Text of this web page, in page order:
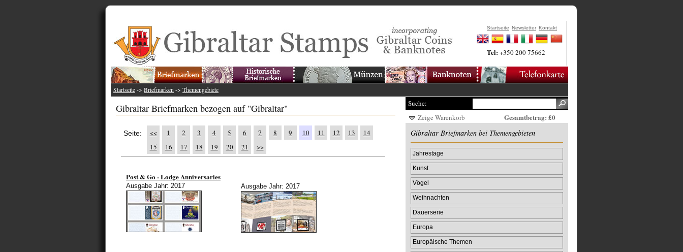
Startseite Newsletter Kontakt
Tel:+350 200 75662
Startseite -> Briefmarken -> Themengebiete
Gibraltar Briefmarken bezogen auf "Gibraltar"
Seite: << 1 2 3 4 5 6 7 8 9 10 11 12 13
14
15
16 17 18 19 20 21 >>
Post & Go - Lodge Anniversaries
Ausgabe Jahr: 2017 Ausgabe Jahr: 2017
Suche:
Zeige Warenkorb
Gesamtbetrag: £0
Gibraltar Briefmarken bei Themengebieten
Jahrestage
Kunst
Vögel
Weihnachten
Dauerserie
Europa
Europäische Themen